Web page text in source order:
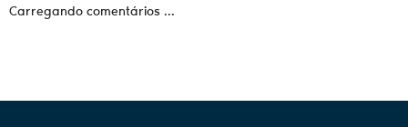
Carregando comentários ...